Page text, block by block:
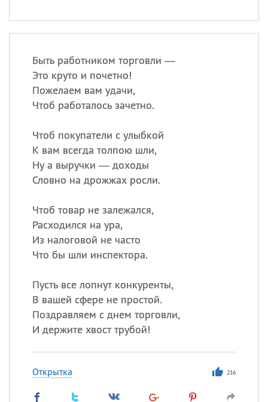
Быть работником торговли —
Это круто и почетно!
Пожелаем вам удачи,
Чтоб работалось зачетно.
Чтоб покупатели с улыбкой
К вам всегда толпою шли,
Ну а выручки — доходы
Словно на дрожжах росли.
Чтоб товар не залежался,
Расходился на ура,
Из налоговой не часто
Что бы шли инспектора.
Пусть все лопнут конкуренты,
В вашей сфере не простой.
Поздравляем с днем торговли,
И держите хвост трубой!
Открытка 216